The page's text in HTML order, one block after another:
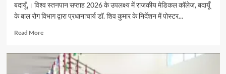
बदायूँ,। विश्व स्तनपान सप्ताह 2026 के उपलक्ष्य में राजकीय मेडिकल कॉलेज, बदायूँ
के बाल रोग विभाग द्वारा प्रधानाचार्य डॉ. शिव कुमार के निर्देशन में पोस्टर...
Read MoreRead
विश्व
स्तनपान